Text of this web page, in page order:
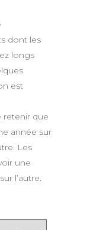
dont les
longs
est
retenir que
année sur
Les
une
l’autre.